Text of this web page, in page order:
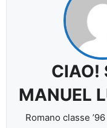
CIAO!
MANUEL
Romano classe